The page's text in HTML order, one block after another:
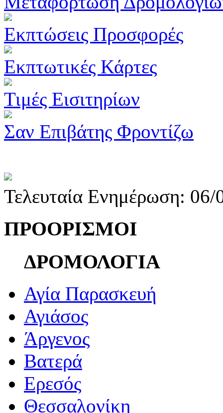
Εκπτώσεις Προσφορές
Εκπτωτικές Κάρτες
Τιμές Εισιτηρίων
Σαν Επιβάτης Φροντίζω
Τελευταία Ενημέρωση:
ΠΡΟΟΡΙΣΜΟΙ
ΔΡΟΜΟΛΟΓΙΑ
Αγία Παρασκευή
Αγιάσος
Άργενος
Βατερά
Ερεσός
Θεσσαλονίκη